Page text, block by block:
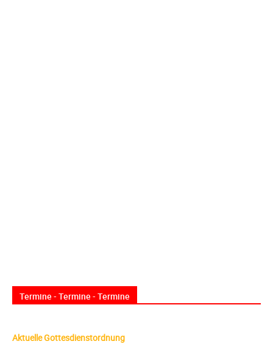
Termine - Termine - Termine
Aktuelle Gottesdienstordnung